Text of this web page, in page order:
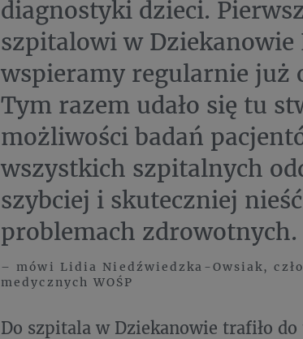
diagnostyki dzieci.
szpitalowi w
wspieramy regularnie już
Tym razem udało się tu
możliwości badań
wszystkich szpitalnych
szybciej i skuteczniej
problemach zdrowotnych.
– mówi Lidia Niedźwiedzka-Owsiak,
medycznych WOŚP
Do szpitala w Dziekanowie trafiło